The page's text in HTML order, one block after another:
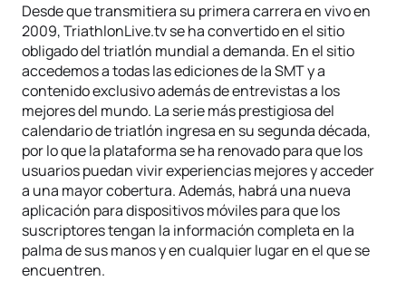
Desde que transmitiera su primera carrera en vivo en
2009, TriathlonLive.tv se ha convertido en el sitio
obligado del triatlón mundial a demanda. En el sitio
accedemos a todas las ediciones de la SMT y a
contenido exclusivo además de entrevistas a los
mejores del mundo. La serie más prestigiosa del
calendario de triatlón ingresa en su segunda década,
por lo que la plataforma se ha renovado para que los
usuarios puedan vivir experiencias mejores y acceder
a una mayor cobertura. Además, habrá una nueva
aplicación para dispositivos móviles para que los
suscriptores tengan la información completa en la
palma de sus manos y en cualquier lugar en el que se
encuentren.